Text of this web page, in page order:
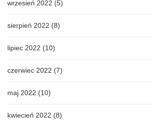
wrzesień 2022 (5)
sierpień 2022 (8)
lipiec 2022 (10)
czerwiec 2022 (7)
maj 2022 (10)
kwiecień 2022 (8)